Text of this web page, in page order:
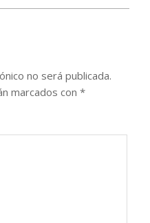
no será publicada.
marcados con *